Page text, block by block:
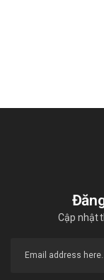
Cập nhật